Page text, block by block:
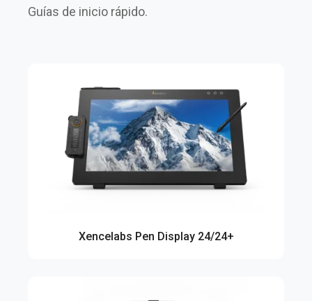
Guías de inicio rápido.
Xencelabs Pen Display 24/24+